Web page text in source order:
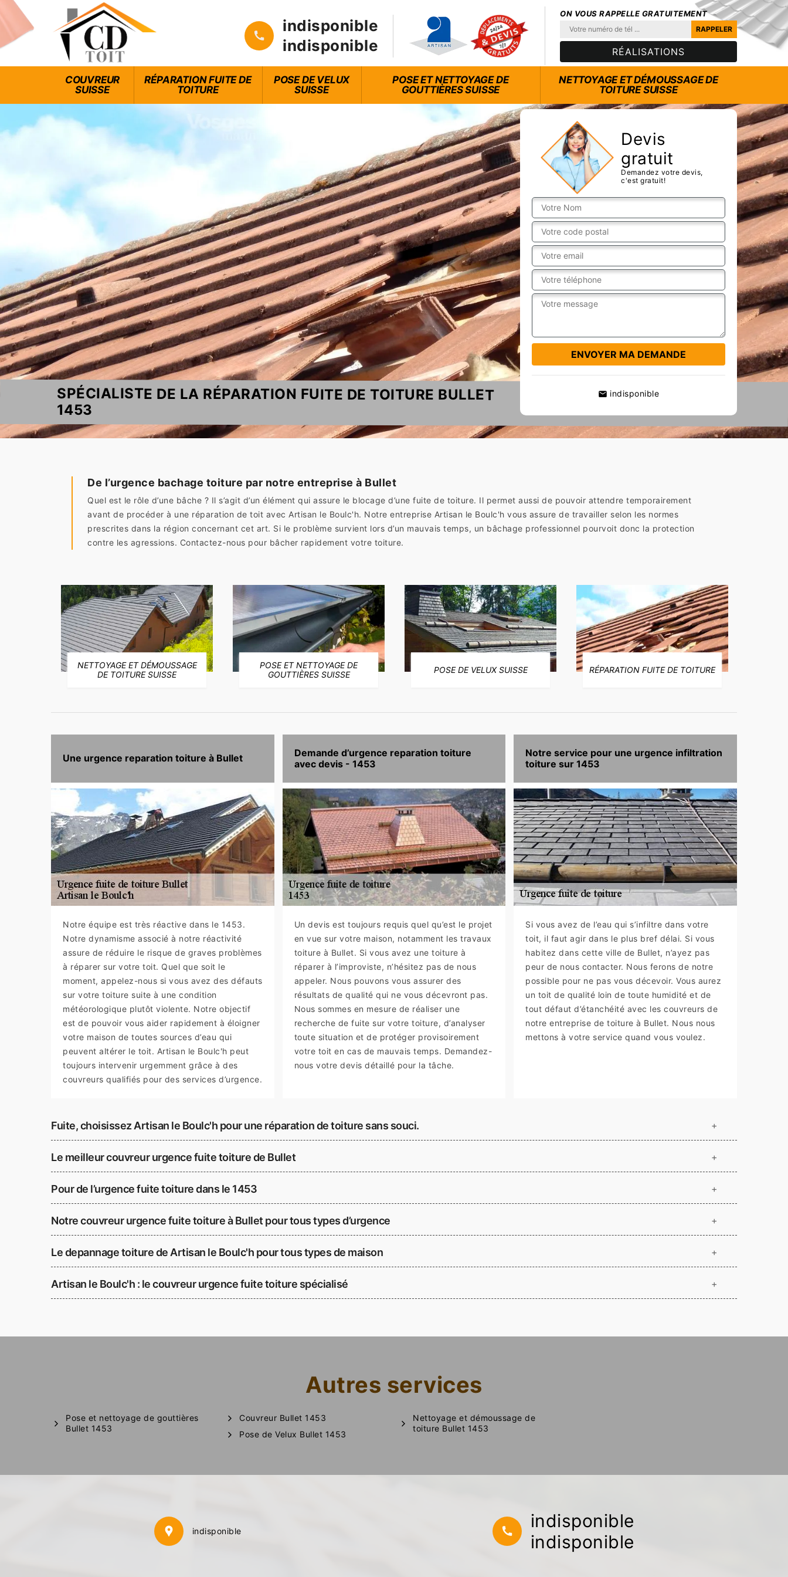
indisponible
indisponible
ON VOUS RAPPELLE GRATUITEMENT
RÉALISATIONS
COUVREUR
SUISSE
RÉPARATION FUITE DE
TOITURE
POSE DE VELUX
SUISSE
POSE ET NETTOYAGE DE
GOUTTIÈRES SUISSE
NETTOYAGE ET DÉMOUSSAGE DE
TOITURE SUISSE
Devis
gratuit
Demandez votre devis,
c'est gratuit!
indisponible
SPÉCIALISTE DE LA RÉPARATION FUITE DE TOITURE BULLET
1453
De l’urgence bachage toiture par notre entreprise à Bullet
Quel est le rôle d’une bâche ? Il s’agit d’un élément qui assure le blocage d’une fuite de toiture. Il permet aussi de pouvoir attendre temporairement
avant de procéder à une réparation de toit avec Artisan le Boulc'h. Notre entreprise Artisan le Boulc'h vous assure de travailler selon les normes
prescrites dans la région concernant cet art. Si le problème survient lors d’un mauvais temps, un bâchage professionnel pourvoit donc la protection
contre les agressions. Contactez-nous pour bâcher rapidement votre toiture.
NETTOYAGE ET DÉMOUSSAGE
DE TOITURE SUISSE
POSE ET NETTOYAGE DE
GOUTTIÈRES SUISSE
POSE DE VELUX SUISSE RÉPARATION FUITE DE TOITURE
Une urgence reparation toiture à Bullet
Notre équipe est très réactive dans le 1453.
Notre dynamisme associé à notre réactivité
assure de réduire le risque de graves problèmes
à réparer sur votre toit. Quel que soit le
moment, appelez-nous si vous avez des défauts
sur votre toiture suite à une condition
météorologique plutôt violente. Notre objectif
est de pouvoir vous aider rapidement à éloigner
votre maison de toutes sources d’eau qui
peuvent altérer le toit. Artisan le Boulc'h peut
toujours intervenir urgemment grâce à des
couvreurs qualifiés pour des services d’urgence.
Demande d’urgence reparation toiture
avec devis - 1453
Un devis est toujours requis quel qu’est le projet
en vue sur votre maison, notamment les travaux
toiture à Bullet. Si vous avez une toiture à
réparer à l’improviste, n’hésitez pas de nous
appeler. Nous pouvons vous assurer des
résultats de qualité qui ne vous décevront pas.
Nous sommes en mesure de réaliser une
recherche de fuite sur votre toiture, d’analyser
toute situation et de protéger provisoirement
votre toit en cas de mauvais temps. Demandez-
nous votre devis détaillé pour la tâche.
Notre service pour une urgence infiltration
toiture sur 1453
Si vous avez de l’eau qui s’infiltre dans votre
toit, il faut agir dans le plus bref délai. Si vous
habitez dans cette ville de Bullet, n’ayez pas
peur de nous contacter. Nous ferons de notre
possible pour ne pas vous décevoir. Vous aurez
un toit de qualité loin de toute humidité et de
tout défaut d’étanchéité avec les couvreurs de
notre entreprise de toiture à Bullet. Nous nous
mettons à votre service quand vous voulez.
Fuite, choisissez Artisan le Boulc'h pour une réparation de toiture sans souci. +
Le meilleur couvreur urgence fuite toiture de Bullet +
Pour de l’urgence fuite toiture dans le 1453 +
Notre couvreur urgence fuite toiture à Bullet pour tous types d’urgence +
Le depannage toiture de Artisan le Boulc'h pour tous types de maison +
Artisan le Boulc'h : le couvreur urgence fuite toiture spécialisé +
Autres services
Pose et nettoyage de gouttières
Bullet 1453
Couvreur Bullet 1453
Pose de Velux Bullet 1453
Nettoyage et démoussage de
toiture Bullet 1453
indisponible
indisponible
indisponible